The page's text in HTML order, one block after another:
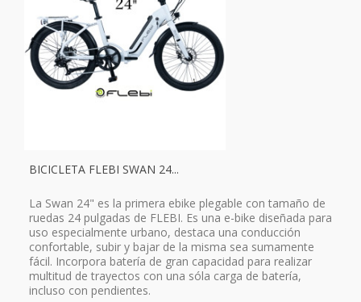
BICICLETA FLEBI SWAN 24...
La Swan 24" es la primera ebike plegable con tamaño de
ruedas 24 pulgadas de FLEBI. Es una e-bike diseñada para
uso especialmente urbano, destaca una conducción
confortable, subir y bajar de la misma sea sumamente
fácil. Incorpora batería de gran capacidad para realizar
multitud de trayectos con una sóla carga de batería,
incluso con pendientes.